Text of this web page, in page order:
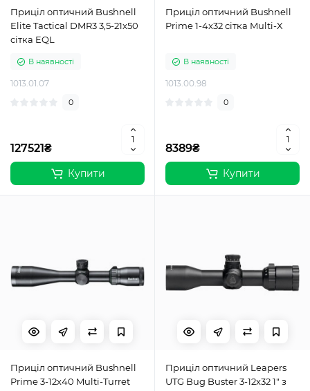
Приціл оптичний Bushnell
Elite Tactical DMR3 3,5-21x50
сітка EQL
В наявності
1013.01.07
0
127521₴
Купити
Приціл оптичний Bushnell
Prime 1-4x32 сітка Multi-X
В наявності
1013.00.98
0
8389₴
Купити
Приціл оптичний Bushnell
Prime 3-12x40 Multi-Turret
Приціл оптичний Leapers
UTG Bug Buster 3-12x32 1" з